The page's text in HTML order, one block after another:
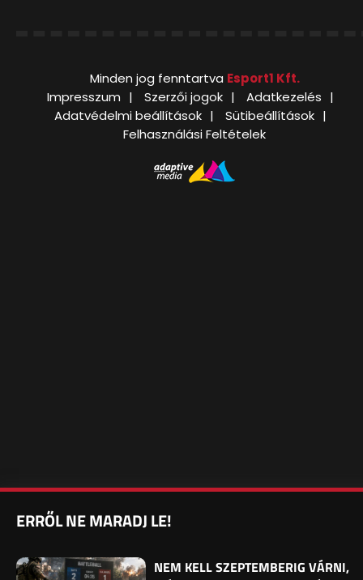
Minden jog fenntartva Esport1 Kft.
Impresszum
Szerzői jogok
Adatkezelés
Adatvédelmi beállítások
Sütibeállítások
Felhasználási Feltételek
ERRŐL NE MARADJ LE!
NEM KELL SZEPTEMBERIG VÁRNI,